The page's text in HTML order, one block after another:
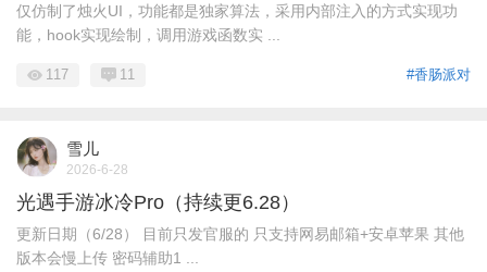
仅仿制了烛火UI，功能都是独家算法，采用内部注入的方式实现功
能，hook实现绘制，调用游戏函数实 ...
#香肠派对
117 11
雪儿
2026-6-28
光遇手游冰冷Pro（持续更6.28）
更新日期（6/28） 目前只发官服的 只支持网易邮箱+安卓苹果 其他
版本会慢上传 密码辅助1 ...